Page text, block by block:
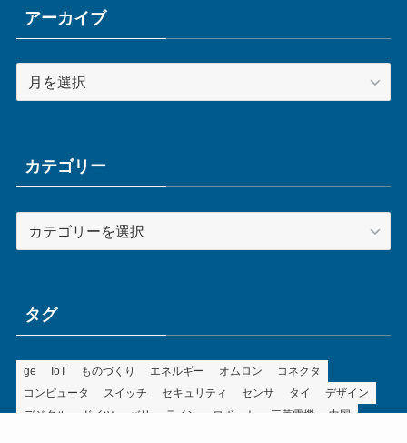
アーカイブ
ー
ブカテゴリー
ータグ
ge IoT ものづくり エネルギー オムロン
コネクタ
コンピュータ
スイッチ セキュリティ センサ タイ
デザイン
デジタル
ドイツ バリ ライン ロボット 三菱電機
中国